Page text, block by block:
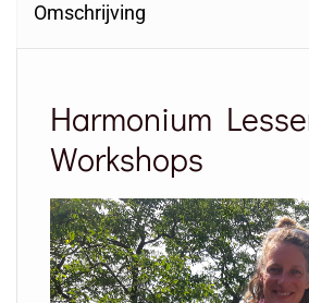
Omschrijving
Harmonium
Workshops